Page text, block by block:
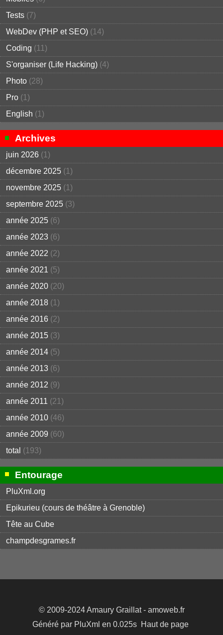
Tests (7)
WebDev (PHP et SEO) (14)
Coding (11)
S'organiser (Life Hacking) (4)
Photo (28)
Pro (1)
English (1)
Archives
juin 2026 (1)
décembre 2025 (1)
novembre 2025 (1)
septembre 2025 (3)
année 2025 (6)
année 2023 (6)
année 2022 (2)
année 2021 (5)
année 2020 (20)
année 2018 (1)
année 2016 (2)
année 2015 (3)
année 2014 (5)
année 2013 (6)
année 2012 (9)
année 2011 (21)
année 2010 (46)
année 2009 (60)
total (193)
Entourage
PluXml.org
Epikurieu (cours de théâtre à Grenoble)
Tête au Cube
champdesgrames.fr
© 2009-2024Amaury Graillat- amoweb.fr
Généré par PluXml en 0.025s Haut de page